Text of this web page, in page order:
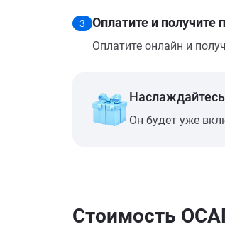
3 Оплатите и получите
Оплатите онлайн и
Он будет уже
Стоимость